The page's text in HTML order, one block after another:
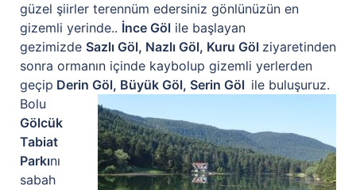
güzel şiirler terennüm edersiniz gönlünüzün en
gizemli yerinde.. İnce Göl ile başlayan
gezimizde Sazlı Göl, Nazlı Göl, Kuru Göl ziyaretinden
sonra ormanın içinde kaybolup gizemli yerlerden
geçip Derin Göl, Büyük Göl, Serin Göl ile buluşuruz.
Bolu
Gölcük
Tabiat
Parkını
sabah